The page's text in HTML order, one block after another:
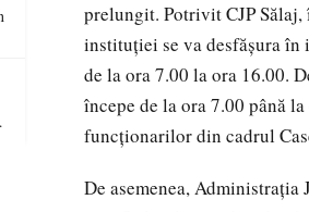
prelungit. Potrivit CJP
instituţiei se va desfăşura
de la ora 7.00 la ora 16.00.
începe de la ora 7.00 până
funcționarilor din cadrul
De asemenea,